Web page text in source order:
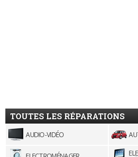
TOUTES LES RÉPARATIONS
AUDIO-VIDÉO